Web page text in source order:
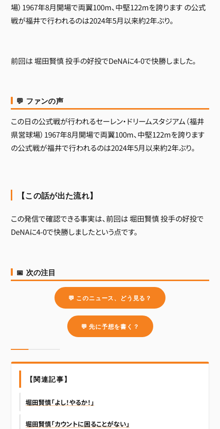
場）1967年8月開場で両翼100m、中堅122mを誇ります の公式
戦が福井で行われるのは2024年5月以来約2年ぶり。
前回は 堀田賢慎 投手の好投でDeNAに4-0で快勝しました。
💬 ファンの声
この日の公式戦が行われるセーレン・ドリームスタジアム（福井
県営球場）1967年8月開場で両翼100m、中堅122mを誇ります
の公式戦が福井で行われるのは2024年5月以来約2年ぶり。
【この話が出た流れ】
この発信で確認できる事実は、前回は 堀田賢慎 投手の好投で
DeNAに4-0で快勝しましたという点です。
📅 次の注目
💬 このニュース、どう見る？
💬 先に予想を書く？
【関連記事】
堀田賢慎「よし！やるか！」
堀田賢慎「カウントに困ることがない」